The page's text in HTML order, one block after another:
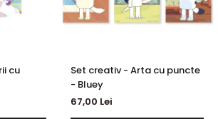
cu
Set creativ - Arta cu puncte
- Bluey
67,00 Lei